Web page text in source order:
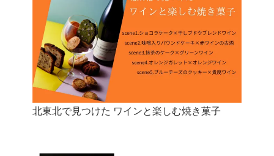
北東北で見つけた ワインと楽しむ焼き菓子